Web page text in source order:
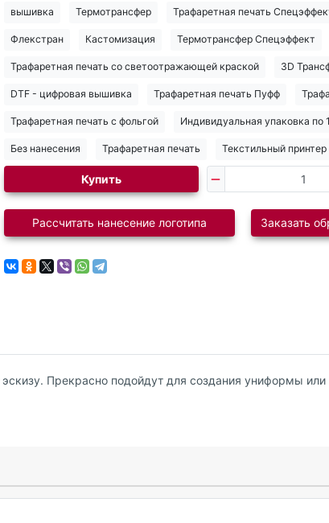
вышивка Термотрансфер Трафаретная печать
Флекстран Кастомизация Термотрансфер Спецэффект
Трафаретная печать со светоотражающей краской 3D
DTF - цифровая вышивка Трафаретная печать Пуфф
Трафаретная печать с фольгой Индивидуальная упаковка по
Без нанесения Трафаретная печать Текстильный принтер
Купить
Рассчитать нанесение логотипа Заказать
Прекрасно подойдут для создания униформы